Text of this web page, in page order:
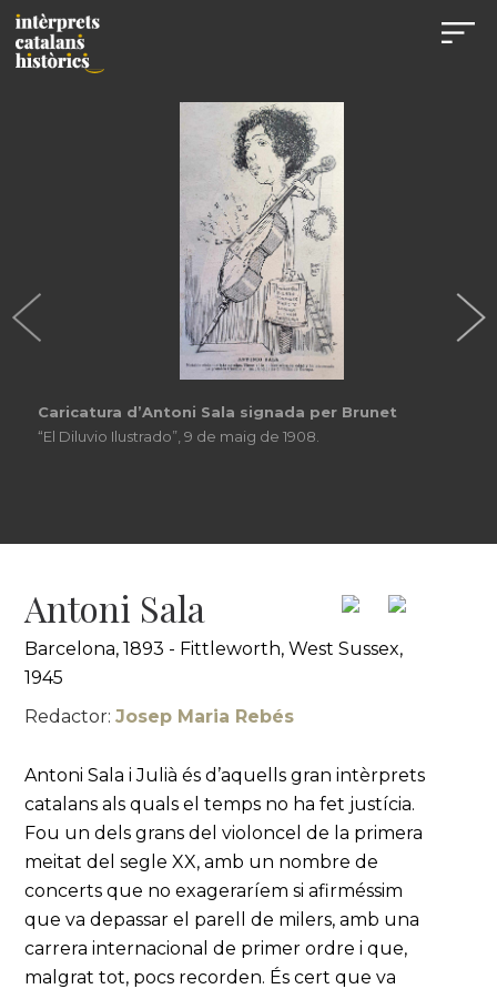
Caricatura d’Antoni Sala signada per Brunet
“El Diluvio Ilustrado”, 9 de maig de 1908.
Antoni Sala
Barcelona, 1893 - Fittleworth, West Sussex,
1945
Redactor:Josep Maria Rebés
Antoni Sala i Julià és d’aquells gran intèrprets
catalans als quals el temps no ha fet justícia.
Fou un dels grans del violoncel de la primera
meitat del segle XX, amb un nombre de
concerts que no exageraríem si afirméssim
que va depassar el parell de milers, amb una
carrera internacional de primer ordre i que,
malgrat tot, pocs recorden. És cert que va